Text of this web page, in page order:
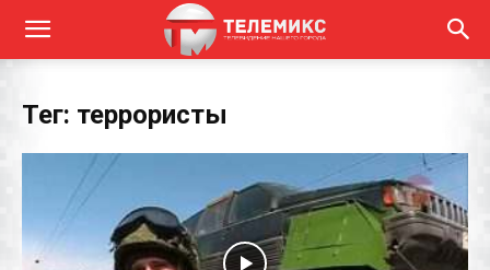
Тег: террористы